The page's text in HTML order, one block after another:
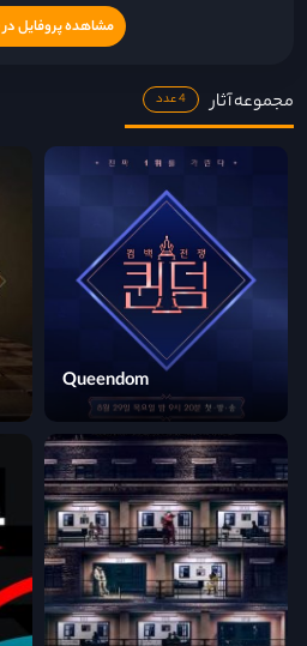
مشاهده پروفایل در IMDb
مجموعه آثار 4 عدد
Queendom